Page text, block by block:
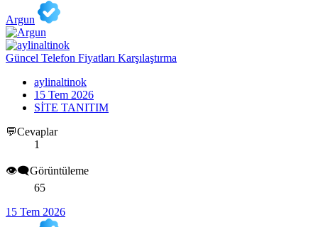
Argun
Güncel Telefon Fiyatları Karşılaştırma
aylinaltinok
15 Tem 2026
SİTE TANITIM
💬Cevaplar
1
👁️‍🗨️Görüntüleme
65
15 Tem 2026